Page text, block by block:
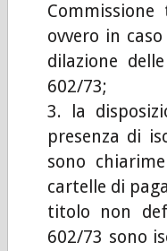
ovvero in
dilazione
602/73;
la
presenza di
sono
cartelle di
titolo non
602/73 sono